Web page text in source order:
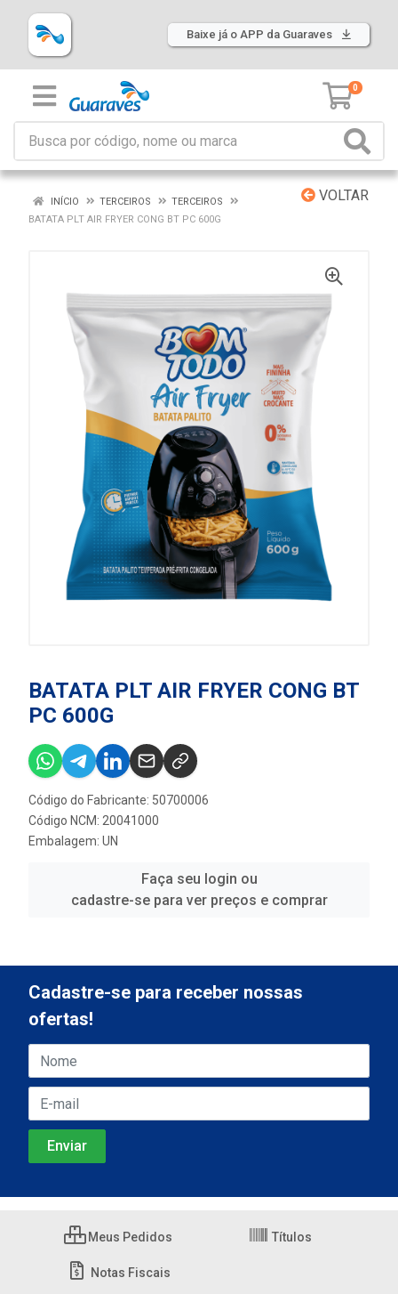
Baixe já o APP da Guaraves
0
VOLTAR
INÍCIO TERCEIROS
TERCEIROS
BATATA PLT AIR FRYER CONG BT PC 600G
BATATA PLT AIR FRYER CONG BT
PC 600G
Código do Fabricante: 50700006
Código NCM: 20041000
Embalagem: UN
Faça seu login ou
cadastre-se para ver preços e comprar
Cadastre-se para receber nossas
ofertas!
Meus Pedidos Títulos
Notas Fiscais